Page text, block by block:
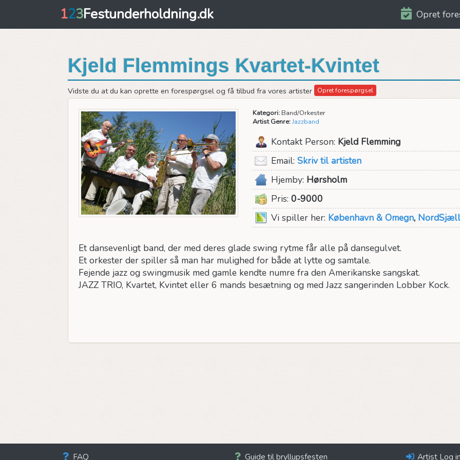
123Festunderholdning.dk Opret
Kjeld Flemmings Kvartet-Kvintet
Vidste du at du kan oprette en forespørgsel og få tilbud fra vores artister Opret forespørgsel
Kategori: Band/Orkester
Artist Genre:Jazzband
Kontakt Person: Kjeld Flemming
Email:Skriv til artisten
Hjemby: Hørsholm
Pris:0-9000
Vi spiller her: København & Omegn,
Et dansevenligt band, der med deres glade swing rytme får alle på dansegulvet.
Et orkester der spiller så man har mulighed for både at lytte og samtale.
Fejende jazz og swingmusik med gamle kendte numre fra den Amerikanske sangskat.
JAZZ TRIO, Kvartet, Kvintet eller 6 mands besætning og med Jazz sangerinden Lobber Kock.
FAQ Guide til bryllupsfesten Artist Log